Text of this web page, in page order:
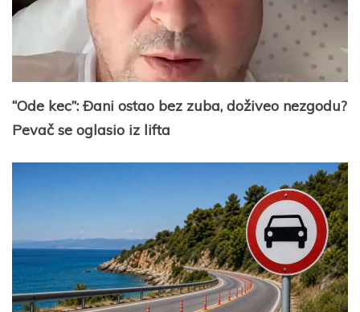
“Ode kec”: Ðani ostao bez zuba, doživeo nezgodu?
Pevač se oglasio iz lifta